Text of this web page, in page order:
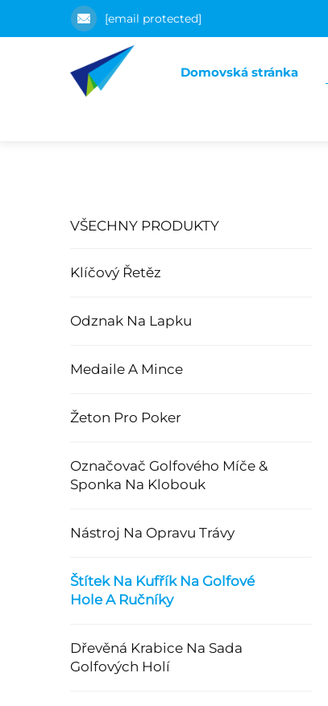
[email protected]
Domovská stránka
VŠECHNY PRODUKTY
Klíčový Řetěz
Odznak Na Lapku
Medaile A Mince
Žeton Pro Poker
Označovač Golfového Míče &
Sponka Na Klobouk
Nástroj Na Opravu Trávy
Štítek Na Kufřík Na Golfové
Hole A Ručníky
Dřevěná Krabice Na Sada
Golfových Holí